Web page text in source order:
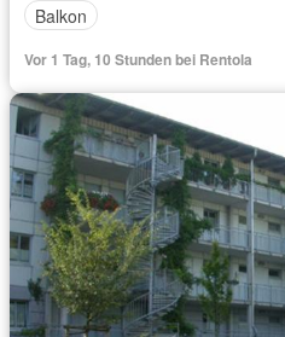
Balkon
Vor 1 Tag, 10 Stunden bei Rentola